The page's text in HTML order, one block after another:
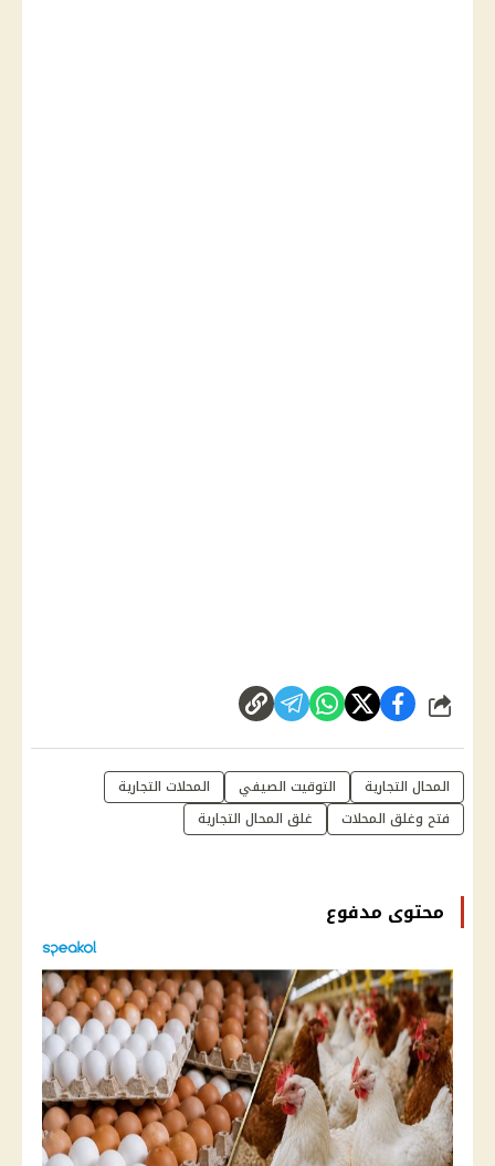
شارك
المحال التجارية التوقيت الصيفي
المحلات التجارية
فتح وغلق المحلات
غلق المحال التجارية
محتوى مدفوع